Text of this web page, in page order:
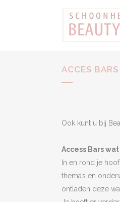
ACCES BARS
Ook kunt u bij
Access Bars
In en rond je
thema’s en
ontladen deze